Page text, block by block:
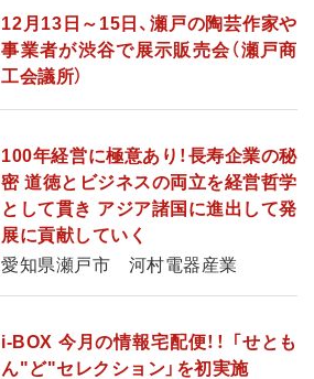
12月13日～15日、瀬戸の陶芸作家や
事業者が渋谷で展示販売会（瀬戸商
工会議所）
100年経営に極意あり！長寿企業の秘
密 道徳とビジネスの両立を経営哲学
として貫き アジア諸国に進出して発
展に貢献していく
愛知県瀬戸市 河村電器産業
i-BOX 今月の情報宅配便！！ 「せとも
ん"ど"セレクション」を初実施